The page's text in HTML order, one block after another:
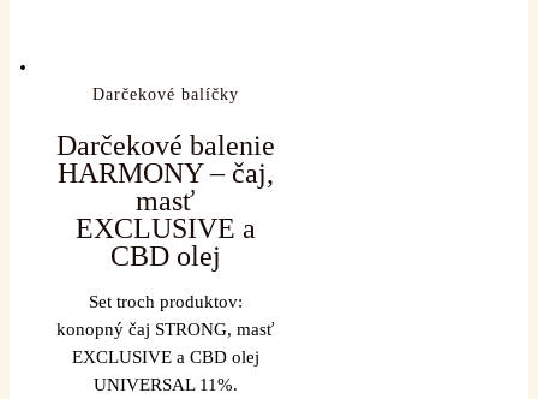
Darčekové balíčky
Darčekové balenie
HARMONY – čaj,
masť
EXCLUSIVE a
CBD olej
Set troch produktov:
konopný čaj STRONG, masť
EXCLUSIVE a CBD olej
UNIVERSAL 11%.